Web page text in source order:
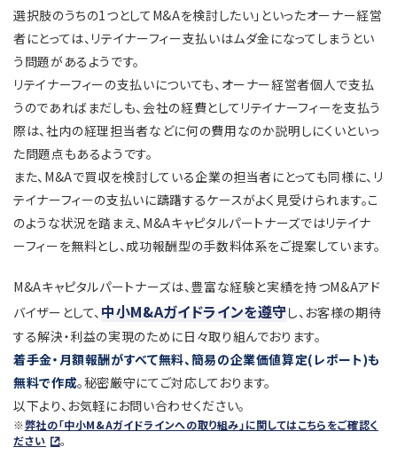
選択肢のうちの1つとしてM&Aを検討したい」といったオーナー経営
者にとっては、リテイナーフィー支払いはムダ金になってしまうとい
う問題があるようです。
リテイナーフィーの支払いについても、オーナー経営者個人で支払
うのであればまだしも、会社の経費としてリテイナーフィーを支払う
際は、社内の経理担当者などに何の費用なのか説明しにくいといっ
た問題点もあるようです。
また、M&Aで買収を検討している企業の担当者にとっても同様に、リ
テイナーフィーの支払いに躊躇するケースがよく見受けられます。こ
のような状況を踏まえ、M&Aキャピタルパートナーズではリテイナ
ーフィーを無料とし、成功報酬型の手数料体系をご提案しています。
M&Aキャピタルパートナーズは、豊富な経験と実績を持つM&Aアド
バイザーとして、 中小M&Aガイドラインを遵守し、お客様の期待
する解決・利益の実現のために日々取り組んでおります。
着手金・月額報酬がすべて無料、簡易の企業価値算定(レポート)も
無料で作成。秘密厳守にてご対応しております。
以下より、お気軽にお問い合わせください。
※弊社の「中小M&Aガイドラインへの取り組み」に関してはこちらをご確認く
ださい
。